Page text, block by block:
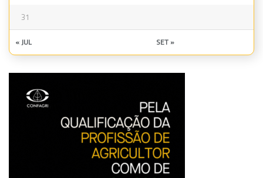
31
« JUL SET »